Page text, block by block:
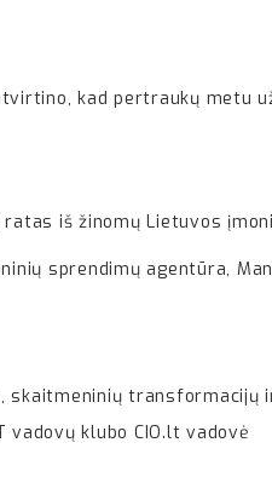
kad pertraukų metu
iš žinomų Lietuvos
sprendimų agentūra,
skaitmeninių transformacijų
vadovų klubo CIO.lt vadovė